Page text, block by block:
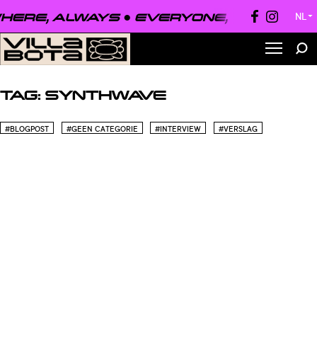
ALWAYS ● EVERYONE, NL ▼
TAG: SYNTHWAVE
#BLOGPOST #GEEN CATEGORIE #INTERVIEW #VERSLAG